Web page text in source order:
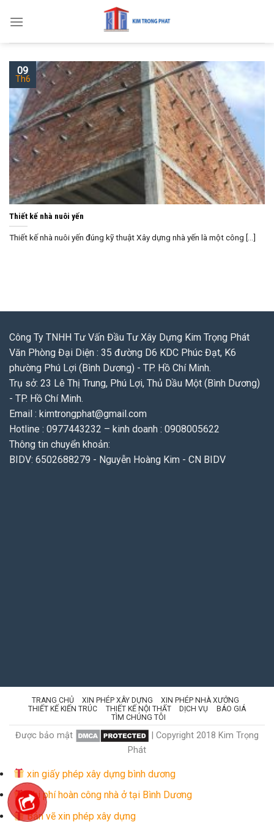
Thiết kế nhà nuôi yến
Thiết kế nhà nuôi yến đúng kỹ thuật Xây dựng nhà yến là một công [...]
09
Th6
Công Ty TNHH Tư Vấn Đầu Tư Xây Dựng Kim Trọng Phát
Văn Phòng Đại Diện : 35 đường D6 KDC Phúc Đạt, K6
phường Phú Lợi (Bình Dương) - TP. Hồ Chí Minh.
Trụ sở: 23 Lê Thị Trung, Phú Lợi, Thủ Dầu Một (Bình Dương)
- TP. Hồ Chí Minh.
Email : kimtrongphat@gmail.com
Hotline : 0977443232 – kinh doanh : 0908005622
Thông tin chuyển khoản:
BIDV: 6502688279 - Nguyễn Hoàng Kim - CN BIDV
TRANG CHỦ XIN PHÉP XÂY DỰNG
XIN PHÉP NHÀ XƯỞNG
THIẾT KẾ KIẾN TRÚC
THIẾT KẾ NỘI THẤT DỊCH VỤ
BÁO GIÁ
TÌM CHÚNG TÔI
Được bảo mật
| Copyright 2018 Kim Trọng
Phát
xin giấy phép xây dựng bình dương
Chi phí hoàn công nhà ở tại Bình Dương
Bản vẽ xin phép xây dựng